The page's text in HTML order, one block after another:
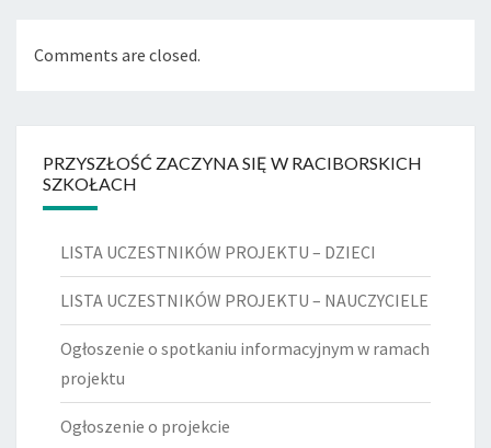
Comments are closed.
PRZYSZŁOŚĆ ZACZYNA SIĘ W RACIBORSKICH
SZKOŁACH
LISTA UCZESTNIKÓW PROJEKTU – DZIECI
LISTA UCZESTNIKÓW PROJEKTU – NAUCZYCIELE
Ogłoszenie o spotkaniu informacyjnym w ramach
projektu
Ogłoszenie o projekcie